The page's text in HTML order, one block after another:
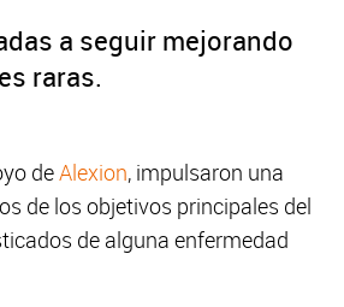
a seguir mejorando
raras.
deAlexion, impulsaron una
de los objetivos principales del
de alguna enfermedad